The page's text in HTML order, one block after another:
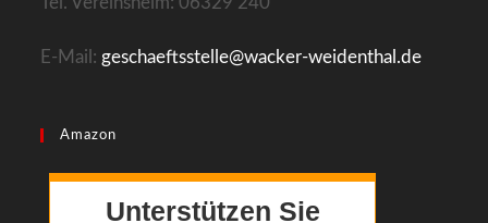
E-Mail: geschaeftsstelle@wacker-weidenthal.de
Amazon